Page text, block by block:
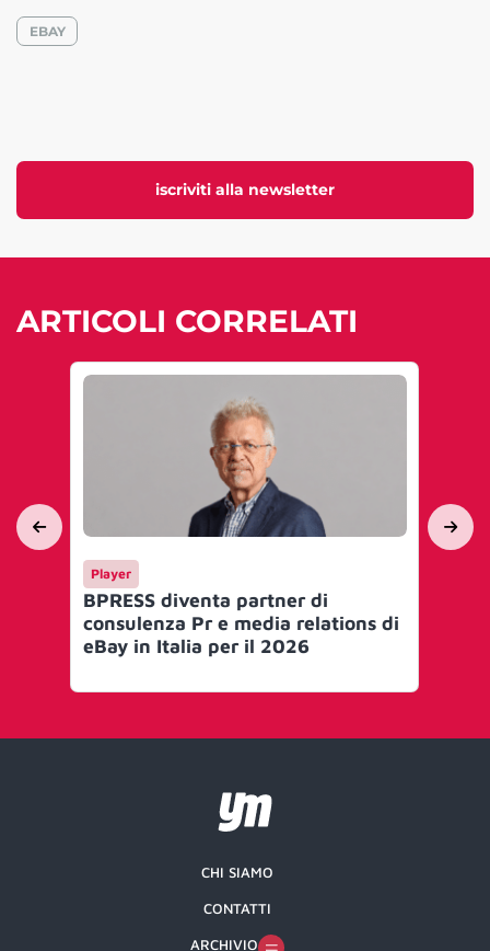
iscriviti alla newsletter
EBAY
ARTICOLI CORRELATI
Player
BPRESS diventa partner di
consulenza Pr e media relations di
eBay in Italia per il 2026
CHI SIAMO
CONTATTI
ARCHIVIO